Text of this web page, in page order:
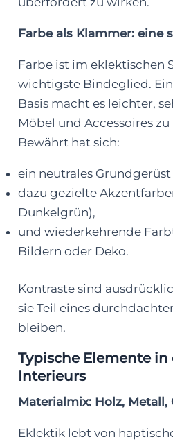
Farbe als Klammer: eine
Farbe ist im eklektischen
wichtigste Bindeglied.
Basis macht es leichter,
Möbel und Accessoires
Bewährt hat sich:
ein neutrales Grundgerüst
dazu gezielte
Dunkelgrün),
und wiederkehrende
Bildern oder Deko.
Kontraste sind
sie Teil eines
bleiben.
Typische Elemente
Interieurs
Materialmix: Holz, Metall,
Eklektik lebt von